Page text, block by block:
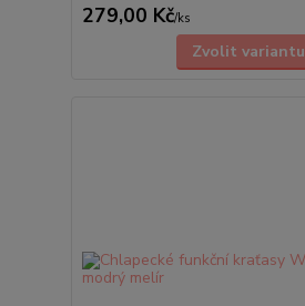
279,00 Kč/ks
Zvolit variantu